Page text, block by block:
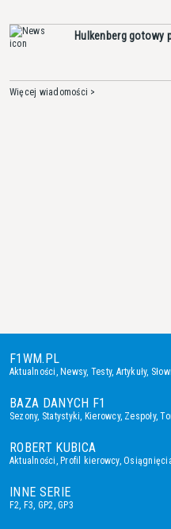
Hulkenberg gotowy
Więcej wiadomości >
F1WM.PL
Aktualności, Newsy, Testy, Artykuły,
BAZA DANYCH F1
Sezony, Statystyki, Kierowcy, Zespoły,
ROBERT KUBICA
Aktualności, Profil kierowcy,
INNE SERIE
F2, F3, GP2,GP3